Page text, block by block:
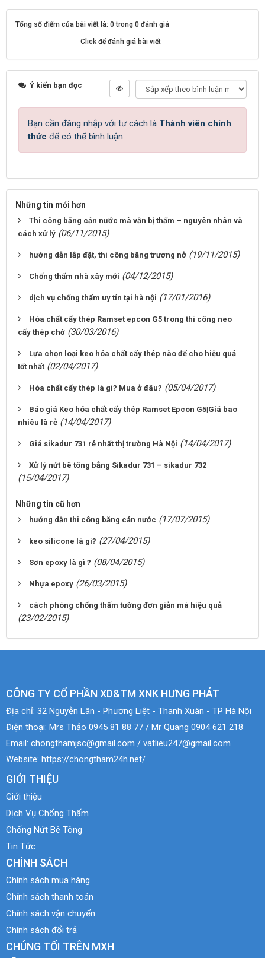
Tổng số điểm của bài viết là: 0 trong 0 đánh giá
Click để đánh giá bài viết
Ý kiến bạn đọc
Bạn cần đăng nhập với tư cách là Thành viên chính
thức để có thể bình luận
Những tin mới hơn
Thi công băng cản nước mà vẫn bị thấm – nguyên nhân và
cách xử lý (06/11/2015)
hướng dẫn lắp đặt, thi công băng trương nở (19/11/2015)
Chống thấm nhà xây mới (04/12/2015)
dịch vụ chống thấm uy tín tại hà nội (17/01/2016)
Hóa chất cấy thép Ramset epcon G5 trong thi công neo
cấy thép chờ (30/03/2016)
Lựa chọn loại keo hóa chất cấy thép nào để cho hiệu quả
tốt nhất (02/04/2017)
Hóa chất cấy thép là gì? Mua ở đâu? (05/04/2017)
Báo giá Keo hóa chất cấy thép Ramset Epcon G5|Giá bao
nhiêu là rẻ (14/04/2017)
Giá sikadur 731 rẻ nhất thị trường Hà Nội (14/04/2017)
Xử lý nứt bê tông bẳng Sikadur 731 – sikadur 732
(15/04/2017)
Những tin cũ hơn
hướng dẫn thi công băng cản nước (17/07/2015)
keo silicone là gì? (27/04/2015)
Sơn epoxy là gì ? (08/04/2015)
Nhựa epoxy (26/03/2015)
cách phòng chống thấm tường đơn giản mà hiệu quả
(23/02/2015)
CÔNG TY CỔ PHẦN XD&TM XNK HƯNG PHÁT
Địa chỉ: 32 Nguyễn Lân - Phương Liệt - Thanh Xuân - TP Hà Nội
Điện thoại: Mrs Thảo 0945 81 88 77 / Mr Quang 0904 621 218
Email: chongthamjsc@gmail.com / vatlieu247@gmail.com
Website: https://chongtham24h.net/
GIỚI THIỆU
Giới thiệu
Dịch Vụ Chống Thấm
Chống Nứt Bê Tông
Tin Tức
CHÍNH SÁCH
Chính sách mua hàng
Chính sách thanh toán
Chính sách vận chuyển
Chính sách đổi trả
CHÚNG TỐI TRÊN MXH